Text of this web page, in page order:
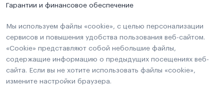
Гарантии и финансовое обеспечение
Мы используем файлы «cookie», с целью персонализации
сервисов и повышения удобства пользования веб-сайтом.
«Cookie» представляют собой небольшие файлы,
содержащие информацию о предыдущих посещениях веб-
сайта. Если вы не хотите использовать файлы «cookie»,
измените настройки браузера.